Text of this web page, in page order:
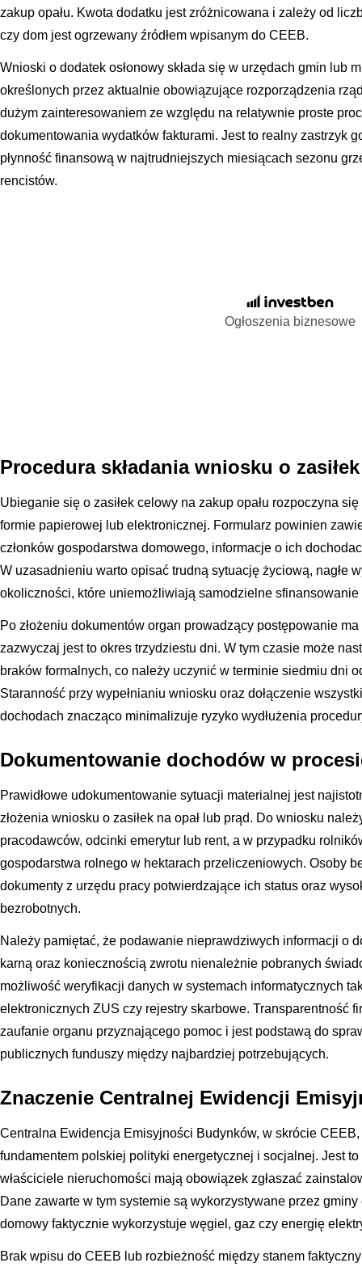
zakup opału. Kwota dodatku jest zróżnicowana i zależy od
czy dom jest ogrzewany źródłem wpisanym do CEEB.
Wnioski o dodatek osłonowy składa się w urzędach gmin lub
określonych przez aktualnie obowiązujące rozporządzenia
dużym zainteresowaniem ze względu na relatywnie proste
dokumentowania wydatków fakturami. Jest to realny zastrzyk
płynność finansową w najtrudniejszych miesiącach sezonu
rencistów.
Ogłoszenia biznesowe
Procedura składania wniosku o
Ubieganie się o zasiłek celowy na zakup opału rozpoczyna
formie papierowej lub elektronicznej. Formularz powinien
członków gospodarstwa domowego, informacje o ich
W uzasadnieniu warto opisać trudną sytuację życiową, nagłe
okoliczności, które uniemożliwiają samodzielne sfinansowanie
Po złożeniu dokumentów organ prowadzący postępowanie
zazwyczaj jest to okres trzydziestu dni. W tym czasie może
braków formalnych, co należy uczynić w terminie siedmiu dni
Staranność przy wypełnianiu wniosku oraz dołączenie
dochodach znacząco minimalizuje ryzyko wydłużenia
Dokumentowanie dochodów w
Prawidłowe udokumentowanie sytuacji materialnej jest
złożenia wniosku o zasiłek na opał lub prąd. Do wniosku
pracodawców, odcinki emerytur lub rent, a w przypadku
gospodarstwa rolnego w hektarach przeliczeniowych. Osoby
dokumenty z urzędu pracy potwierdzające ich status oraz
bezrobotnych.
Należy pamiętać, że podawanie nieprawdziwych informacji o
karną oraz koniecznością zwrotu nienależnie pobranych
możliwość weryfikacji danych w systemach informatycznych
elektronicznych ZUS czy rejestry skarbowe. Transparentność
zaufanie organu przyznającego pomoc i jest podstawą do
publicznych funduszy między najbardziej potrzebujących.
Znaczenie Centralnej Ewidencji
Centralna Ewidencja Emisyjności Budynków, w skrócie CEEB,
fundamentem polskiej polityki energetycznej i socjalnej. Jest
właściciele nieruchomości mają obowiązek zgłaszać
Dane zawarte w tym systemie są wykorzystywane przez
domowy faktycznie wykorzystuje węgiel, gaz czy energię
Brak wpisu do CEEB lub rozbieżność między stanem